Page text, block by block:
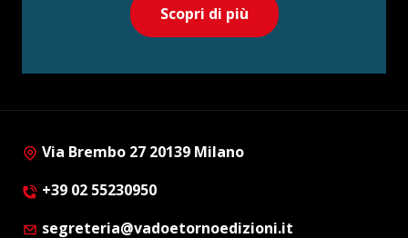
Scopri di più
Via Brembo 27 20139 Milano
+39 02 55230950
segreteria@vadoetornoedizioni.it